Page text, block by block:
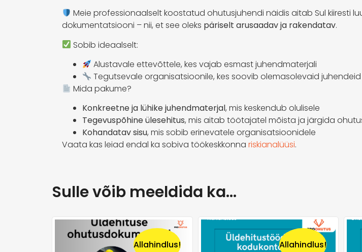
Meie professionaalselt koostatud ohutusjuhendi näidis aitab Sul
dokumentatsiooni – nii, et see oleks päriselt arusaadav ja rakendatav.
Sobib ideaalselt:
Alustavale ettevõttele, kes vajab esmast juhendmaterjali
Tegutsevale organisatsioonile, kes soovib olemasolevaid
Mida pakume?
Konkreetne ja lühike juhendmaterjal, mis keskendub olulisele
Tegevuspõhine ülesehitus, mis aitab töötajatel mõista ja järgida
Kohandatav sisu, mis sobib erinevatele organisatsioonidele
Vaata kas leiad endal ka sobiva töökeskkonna riskianalüüsi.
Sulle võib meeldida ka…
Allahindlus! Allahindlus!